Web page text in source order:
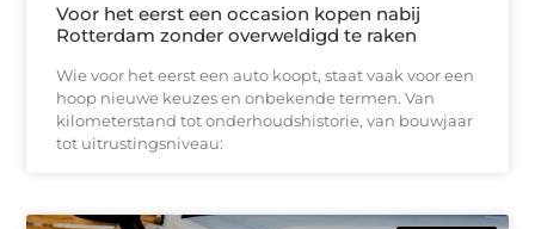
Voor het eerst een occasion kopen nabij
Rotterdam zonder overweldigd te raken
Wie voor het eerst een auto koopt, staat vaak voor een
hoop nieuwe keuzes en onbekende termen. Van
kilometerstand tot onderhoudshistorie, van bouwjaar
tot uitrustingsniveau: